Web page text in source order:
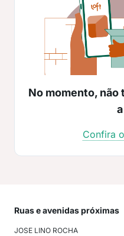
No momento,
Confira
Ruas e avenidas próximas
JOSE LINO ROCHA